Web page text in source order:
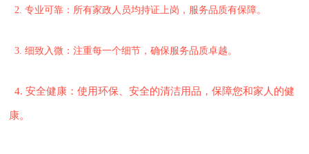
2. 专业可靠：所有家政人员均持证上岗，服务品质有保障。
3. 细致入微：注重每一个细节，确保服务品质卓越。
4. 安全健康：使用环保、安全的清洁用品，保障您和家人的健
康。